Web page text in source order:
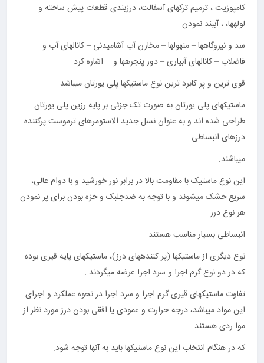
کامپوزیت ، ترمیم ترکهای آسفالت، درزبندی قطعات پیش ساخته و
لوله‎ها، ، آببند نمودن
سد و نیروگاه‎ها – منهول‎ها – مخازن آب آشامیدنی – کانال‎های آب و
فاضلاب – کانالهای آبیاری – دور پنجره‎ها و … اشاره کرد.
قوی ترین و پر کابرد ترین نوع ماستیک‎ها پلی یورتان می‎باشد.
ماستیک‎های پلی یورتان به صورت تک جزئی بر پایه رزین پلی یورتان
طراحی شده اند و به عنوان نسل جدید الاستومرهای ترموست پرکننده
درزهای انبساطی
می‎باشند.
این نوع ماستیک با مقاومت بالا در برابر نور خورشید و با دوام عالی،
سریع خشک می‎شوند و با توجه به ضدجلبک و خزه بودن برای پر نمودن
هر نوع درز
انبساطی بسیار مناسب هستند.
نوع دیگری از ماستیکها (پر کننده‎های درز)، ماستیکهای پایه قیری بوده
که در دو نوع گرم اجرا و سرد اجرا عرضه می‎گردند .
تفاوت ماستیک‎های قیری گرم اجرا و سرد اجرا در نحوه عملکرد و اجرای
این مواد می‎باشد، درجه حرارت و عمودی یا افقی بودن درز مورد نظر از
موا ردی هستند
که در هنگام انتخاب این نوع ماستیک‎ها باید به آن‎ها توجه شود.